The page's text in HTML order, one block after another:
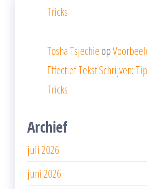
Tricks
Tosha Tsjechie op
Effectief Tekst Schrijven:
Tricks
Archief
juli 2026
juni 2026